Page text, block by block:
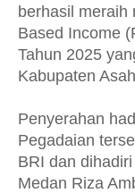
berhasil meraih
Based Income
Tahun 2025
Kabupaten
Penyerahan
Pegadaian
BRI dan
Medan Riza